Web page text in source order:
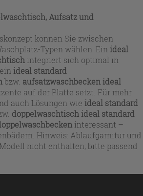
, Aufsatz und
können Sie zwischen
Typen wählen: Ein ideal
integriert sich optimal in
ideal standard
bzw. aufsatzwaschbecken ideal
auf der Platte setzt. Für mehr
auch Lösungen wie ideal standard
doppelwaschtisch ideal standard
interessant –
Hinweis: Ablaufgarnitur und
nicht enthalten; bitte passend